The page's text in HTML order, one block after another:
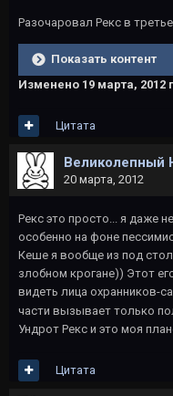
Разочаровал Рекс в
Показать контент
Изменено 19 марта, 2012
Цитата
Великолепный
20 марта, 2012
Рекс это просто... я даже
особенно на фоне
Кеше я вообще из под
злобном крогане)) Этот
видеть лица охранников-
части вызывает только
Ундрот Рекс и это моя
Цитата